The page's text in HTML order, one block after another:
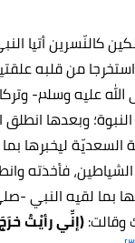
كالنّسرين أتيا
من قلبه
عليه وسلم-
وبعدها
ليخبرها
فأخذته
بما لقيه النبي -
(إنِّي رأيْتُ